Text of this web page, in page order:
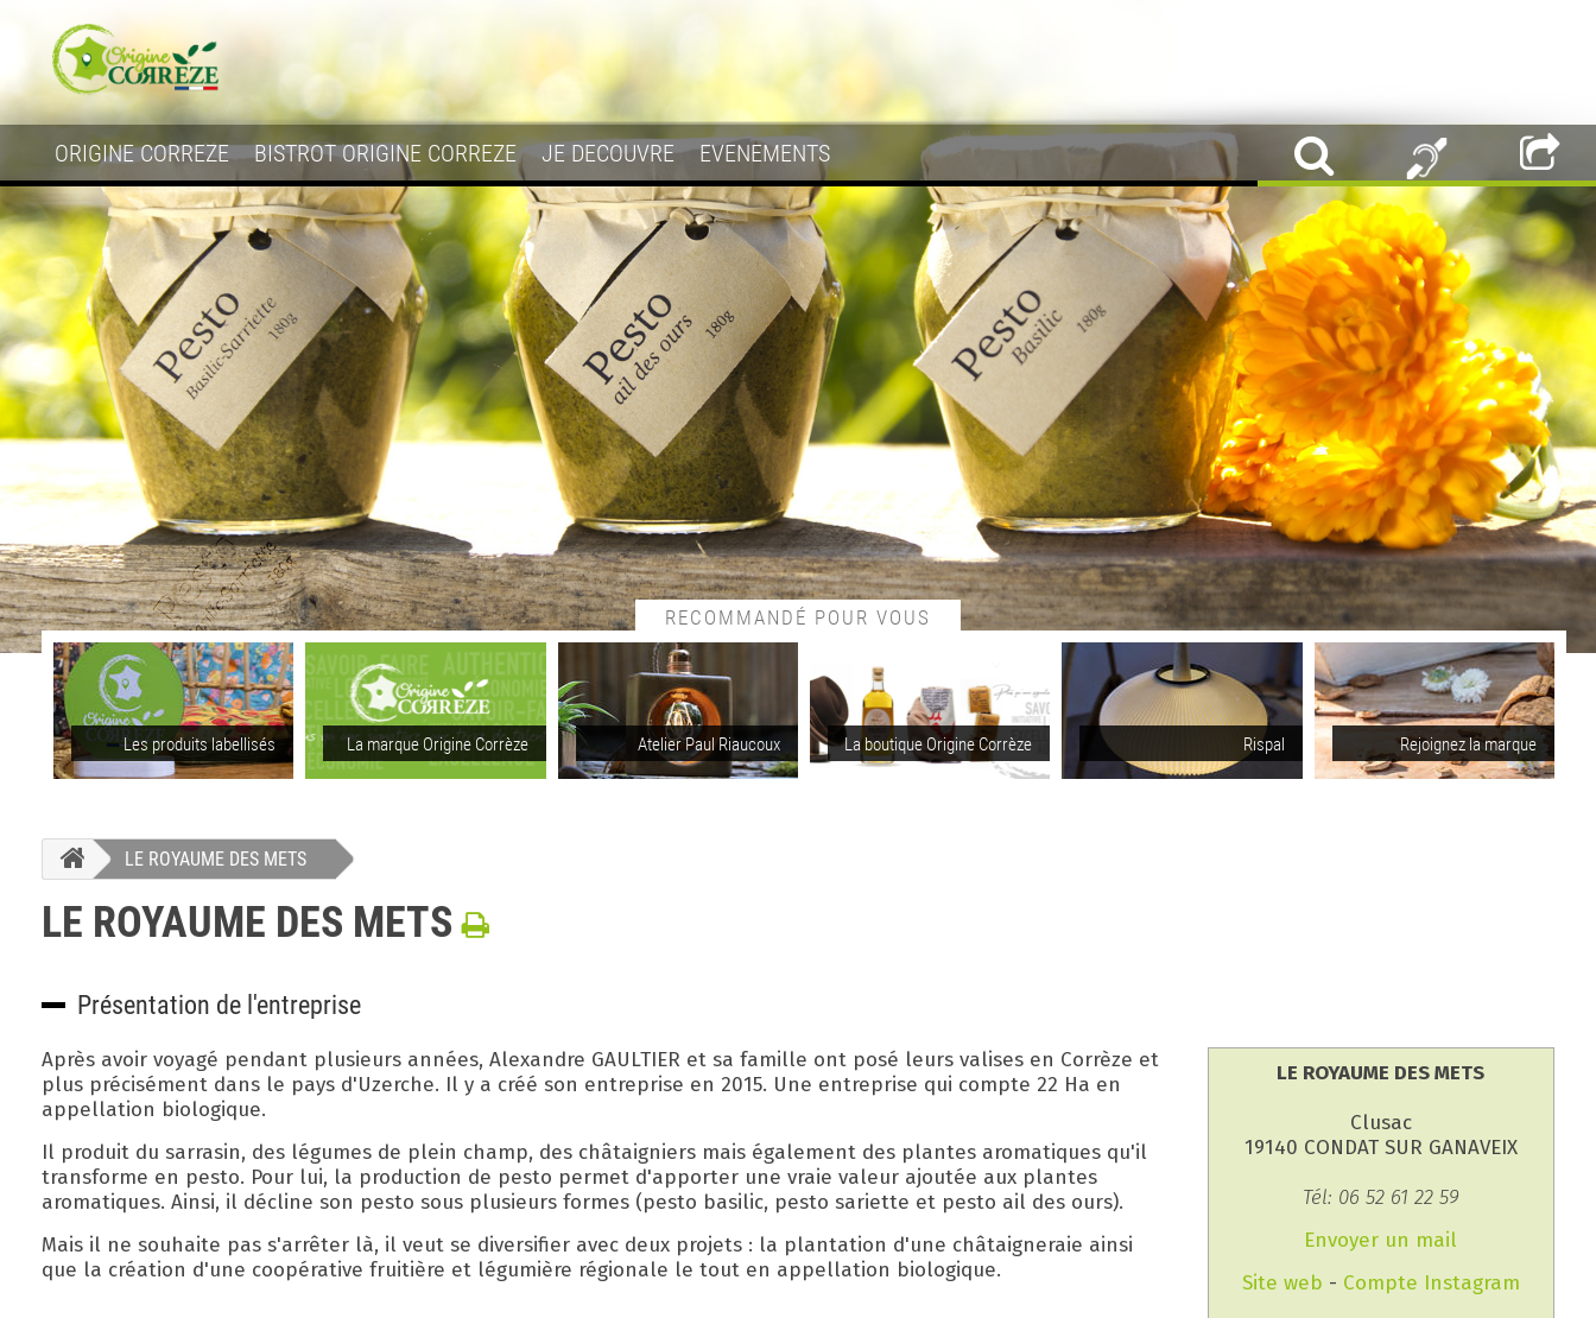
ORIGINE CORREZE BISTROT ORIGINE CORREZE JE DECOUVRE EVENEMENTS
RECOMMANDÉ POUR VOUS
Les produits labellisés La marque Origine Corrèze Atelier Paul Riaucoux La boutique Origine Corrèze Rispal Rejoignez la marque
LE ROYAUME DES METS
LE ROYAUME DES METS
Présentation de l'entreprise
Après avoir voyagé pendant plusieurs années, Alexandre GAULTIER et sa famille ont posé leurs valises en Corrèze et
plus précisément dans le pays d'Uzerche. Il y a créé son entreprise en 2015. Une entreprise qui compte 22 Ha en
appellation biologique.
Il produit du sarrasin, des légumes de plein champ, des châtaigniers mais également des plantes aromatiques qu'il
transforme en pesto. Pour lui, la production de pesto permet d'apporter une vraie valeur ajoutée aux plantes
aromatiques. Ainsi, il décline son pesto sous plusieurs formes (pesto basilic, pesto sariette et pesto ail des ours).
Mais il ne souhaite pas s'arrêter là, il veut se diversifier avec deux projets : la plantation d'une châtaigneraie ainsi
que la création d'une coopérative fruitière et légumière régionale le tout en appellation biologique.
LE ROYAUME DES METS
Clusac
19140 CONDAT SUR GANAVEIX
Tél: 06 52 61 22 59
Envoyer un mail
Site web - Compte Instagram